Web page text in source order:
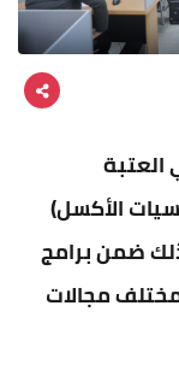
العتبة
الأكسل)
ضمن برامج
مجالات